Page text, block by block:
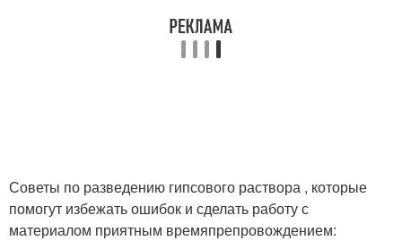
Советы по разведению гипсового раствора , которые
помогут избежать ошибок и сделать работу с
материалом приятным времяпрепровождением: